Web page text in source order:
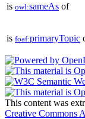
is owl:sameAs of
is foaf:primaryTopic
This content was
Creative Commons